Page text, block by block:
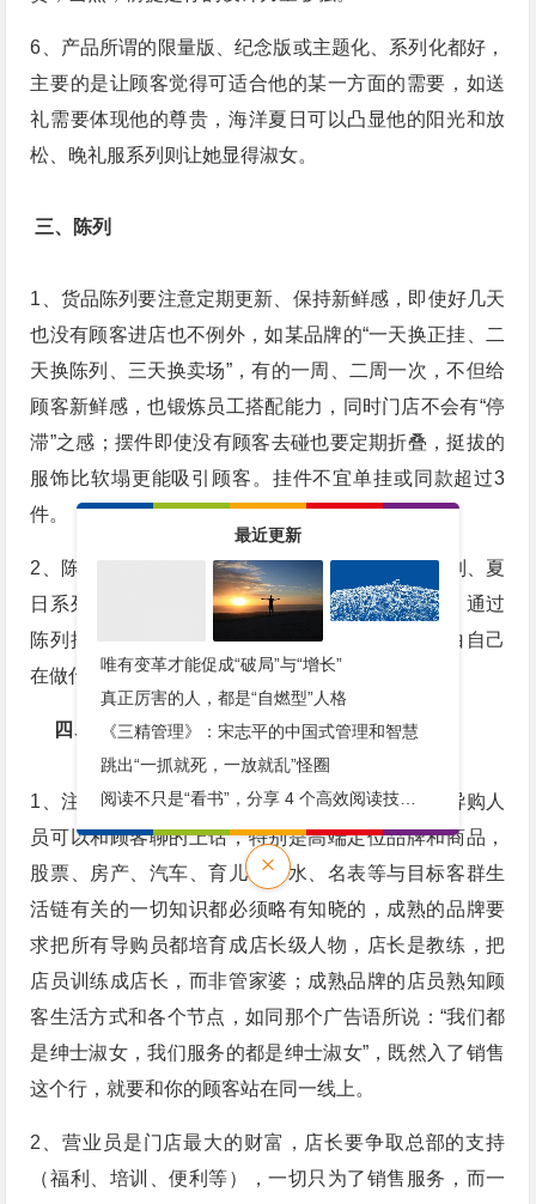
6、产品所谓的限量版、纪念版或主题化、系列化都好，
主要的是让顾客觉得可适合他的某一方面的需要，如送
礼需要体现他的尊贵，海洋夏日可以凸显他的阳光和放
松、晚礼服系列则让她显得淑女。
三、陈列
1、货品陈列要注意定期更新、保持新鲜感，即使好几天
也没有顾客进店也不例外，如某品牌的“一天换正挂、二
天换陈列、三天换卖场”，有的一周、二周一次，不但给
顾客新鲜感，也锻炼员工搭配能力，同时门店不会有“停
滞”之感；摆件即使没有顾客去碰也要定期折叠，挺拔的
服饰比软塌更能吸引顾客。挂件不宜单挂或同款超过3
件。
2、陈列主题化会让商品显得更有活力，如海洋系列、夏
日系列，协调很重要，但记住主角一定得是商品；通过
陈列推形象款、畅销款、滞销款均可，但你要明白自己
在做什么。
四、人员
1、注意全体成员综合素质的提升，成熟品牌要求导购人
员可以和顾客聊的上话，特别是高端定位品牌和商品，
股票、房产、汽车、育儿、香水、名表等与目标客群生
活链有关的一切知识都必须略有知晓的，成熟的品牌要
求把所有导购员都培育成店长级人物，店长是教练，把
店员训练成店长，而非管家婆；成熟品牌的店员熟知顾
客生活方式和各个节点，如同那个广告语所说：“我们都
是绅士淑女，我们服务的都是绅士淑女”，既然入了销售
这个行，就要和你的顾客站在同一线上。
2、营业员是门店最大的财富，店长要争取总部的支持
（福利、培训、便利等），一切只为了销售服务，而一
最近更新
唯有变革才能促成“破局”与“增长”
真正厉害的人，都是“自燃型”人格
《三精管理》：宋志平的中国式管理和智慧
跳出“一抓就死，一放就乱”怪圈
阅读不只是“看书”，分享 4 个高效阅读技巧（实用！建议收藏）